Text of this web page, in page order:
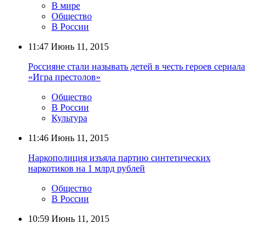
В мире
Общество
В России
11:47 Июнь 11, 2015
Россияне стали называть детей в честь героев сериала
«Игра престолов»
Общество
В России
Культура
11:46 Июнь 11, 2015
Наркополиция изъяла партию синтетических
наркотиков на 1 млрд рублей
Общество
В России
10:59 Июнь 11, 2015